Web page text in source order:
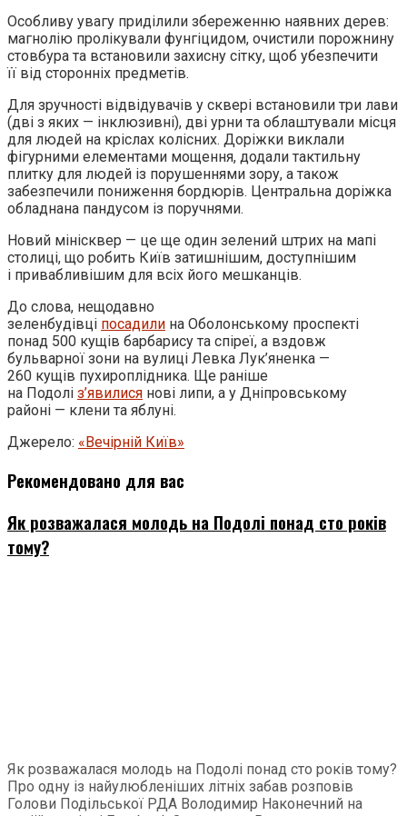
Особливу увагу приділили збереженню наявних дерев:
магнолію пролікували фунгіцидом, очистили порожнину
стовбура та встановили захисну сітку, щоб убезпечити
її від сторонніх предметів.
Для зручності відвідувачів у сквері встановили три лави
(дві з яких — інклюзивні), дві урни та облаштували місця
для людей на кріслах колісних. Доріжки виклали
фігурними елементами мощення, додали тактильну
плитку для людей із порушеннями зору, а також
забезпечили пониження бордюрів. Центральна доріжка
обладнана пандусом із поручнями.
Новий мінісквер — це ще один зелений штрих на мапі
столиці, що робить Київ затишнішим, доступнішим
і привабливішим для всіх його мешканців.
До слова, нещодавно
зеленбудівці посадили на Оболонському проспекті
понад 500 кущів барбарису та спіреї, а вздовж
бульварної зони на вулиці Левка Лук’яненка —
260 кущів пухироплідника. Ще раніше
на Подолі з’явилися нові липи, а у Дніпровському
районі — клени та яблуні.
Джерело: «Вечірній Київ»
Рекомендовано для вас
Як розважалася молодь на Подолі понад сто років
тому?
Як розважалася молодь на Подолі понад сто років тому?
Про одну із найулюбленіших літніх забав розповів
Голови Подільської РДА Володимир Наконечний на